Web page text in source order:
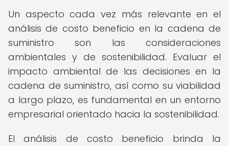
Un aspecto cada vez más relevante en el
análisis de costo beneficio en la cadena de
suministro son las consideraciones
ambientales y de sostenibilidad. Evaluar el
impacto ambiental de las decisiones en la
cadena de suministro, así como su viabilidad
a largo plazo, es fundamental en un entorno
empresarial orientado hacia la sostenibilidad.
El análisis de costo beneficio brinda la